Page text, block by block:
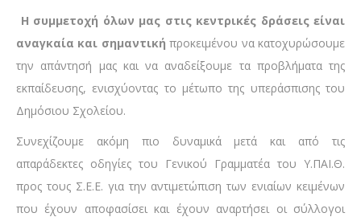
Η συμμετοχή όλων μας στις κεντρικές δράσεις είναι
αναγκαία και σημαντική προκειμένου να κατοχυρώσουμε
την απάντησή μας και να αναδείξουμε τα προβλήματα της
εκπαίδευσης, ενισχύοντας το μέτωπο της υπεράσπισης του
Δημόσιου Σχολείου.
Συνεχίζουμε ακόμη πιο δυναμικά μετά και από τις
απαράδεκτες οδηγίες του Γενικού Γραμματέα του Υ.ΠΑΙ.Θ.
προς τους Σ.Ε.Ε. για την αντιμετώπιση των ενιαίων κειμένων
που έχουν αποφασίσει και έχουν αναρτήσει οι σύλλογοι